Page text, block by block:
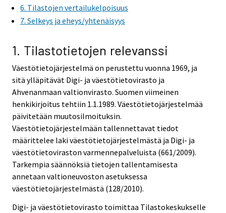
6. Tilastojen vertailukelpoisuus
7. Selkeys ja eheys/yhtenäisyys
1. Tilastotietojen relevanssi
Väestötietojärjestelmä on perustettu vuonna 1969, ja
sitä ylläpitävät Digi- ja väestötietovirasto ja
Ahvenanmaan valtionvirasto. Suomen viimeinen
henkikirjoitus tehtiin 1.1.1989. Väestötietojärjestelmää
päivitetään muutosilmoituksin.
Väestötietojärjestelmään tallennettavat tiedot
määrittelee laki väestötietojärjestelmästä ja Digi- ja
väestötietoviraston varmennepalveluista (661/2009).
Tarkempia säännöksiä tietojen tallentamisesta
annetaan valtioneuvoston asetuksessa
väestötietojärjestelmästä (128/2010).
Digi- ja väestötietovirasto toimittaa Tilastokeskukselle